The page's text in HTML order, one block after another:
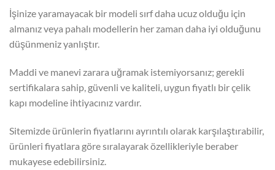
İşinize yaramayacak bir modeli sırf daha ucuz olduğu için
almanız veya pahalı modellerin her zaman daha iyi olduğunu
düşünmeniz yanlıştır.
Maddi ve manevi zarara uğramak istemiyorsanız; gerekli
sertifikalara sahip, güvenli ve kaliteli, uygun fiyatlı bir çelik
kapı modeline ihtiyacınız vardır.
Sitemizde ürünlerin fiyatlarını ayrıntılı olarak karşılaştırabilir,
ürünleri fiyatlara göre sıralayarak özellikleriyle beraber
mukayese edebilirsiniz.